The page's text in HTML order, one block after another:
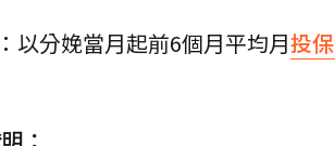
以分娩當月起前6個月平均月投